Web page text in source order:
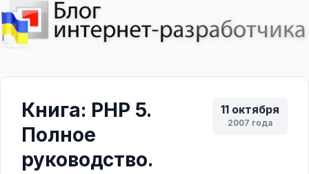
11 октября
2007 года
Книга: PHP 5.
Полное
руководство.